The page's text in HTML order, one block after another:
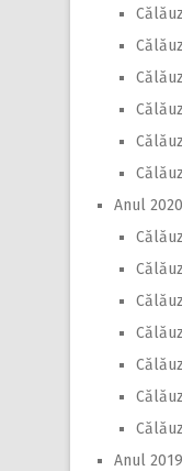
Anul 2020
Anul 2019